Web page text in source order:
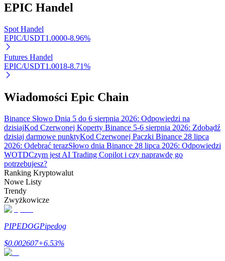
Automatyczna inwestycja
Naucz się stakingu
Bitrue
AI
EPIC Handel
Spot Handel
EPIC/USDT1.0000-8.96%
Futures Handel
EPIC/USDT1.0018-8.71%
Wiadomości Epic Chain
Binance Słowo Dnia 5 do 6 sierpnia 2026: Odpowiedzi na
dzisiajKod Czerwonej Koperty Binance 5-6 sierpnia 2026: Zdobądź
dzisiaj darmowe punktyKod Czerwonej Paczki Binance 28 lipca
2026: Odebrać terazSłowo dnia Binance 28 lipca 2026: Odpowiedzi
WOTDCzym jest AI Trading Copilot i czy naprawdę go
potrzebujesz?
Ranking Kryptowalut
Nowe Listy
Trendy
Zwyżkowicze
PIPEDOGPipedog
$0.002607+6.53%